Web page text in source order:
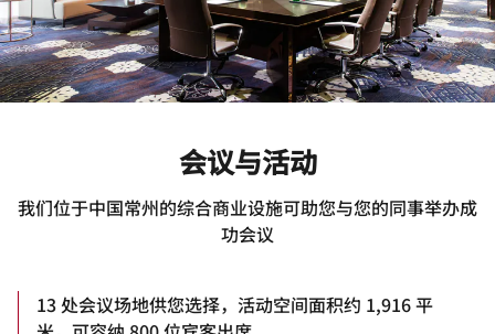
会议与活动
我们位于中国常州的综合商业设施可助您与您的同事举办成
功会议
13 处会议场地供您选择，活动空间面积约 1,916 平